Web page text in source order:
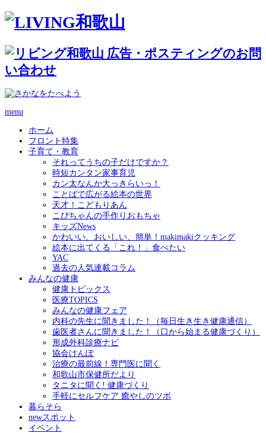
menu
ホーム
フロント特集
子育て・教育
それってうちの子だけですか？
時短カンタン家事育児
カン太なんか大っきらいっ！
ことばで広がる絵本の世界
天才！こどもりあん
こぴちゃんの手作りおもちゃ
キッズNews
かわいい、おいしい、簡単！makimakiクッキング
絵本に出てくる「これ！」食べたい
YAC
過去の人気連載コラム
みんなの健康
健康トピックス
医療TOPICS
みんなの健康フェア
内科の先生に聞きました！（毎日生き生き健康通信）
歯医者さんに聞きました！（口から始まる健康づくり）
形成外科診療ナビ
協会けんぽ
治療の最前線！専門医に聞く
和歌山市保健所だより
タニタに聞く! 健康づくり
手軽にセルフケア 癒やしのツボ
暮らそら
newスポット
イベント